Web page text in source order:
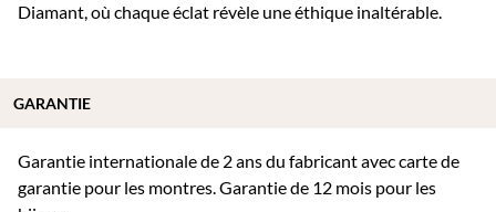
Diamant, où chaque éclat révèle une éthique inaltérable.
Garantie internationale de 2 ans du fabricant avec carte de
garantie pour les montres. Garantie de 12 mois pour les
GARANTIE